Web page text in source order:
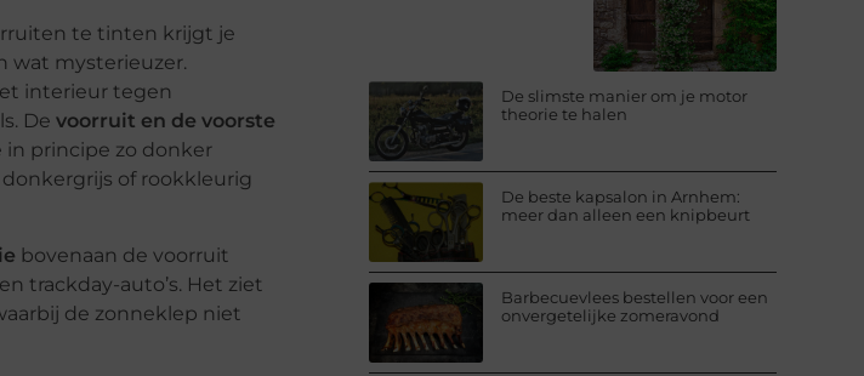
te tinten krijgt je
wat mysterieuzer.
interieur tegen
De voorruit en de voorste
principe zo donker
of rookkleurig
bovenaan de voorruit
trackday-auto’s. Het ziet
de zonneklep niet
De slimste manier om je motor
theorie te halen
De beste kapsalon in Arnhem:
meer dan alleen een knipbeurt
Barbecuevlees bestellen voor een
onvergetelijke zomeravond